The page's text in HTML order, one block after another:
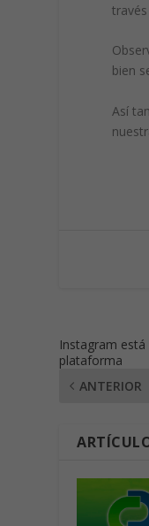
bien
Así
Instagram
plataforma
ANTERIOR